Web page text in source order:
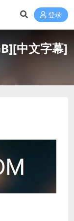
登录
中文字幕]